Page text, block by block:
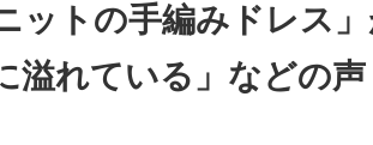
けIT製品の総合サイト IT製品の技術・比較・事
ットの手編みドレス
れている」などの声